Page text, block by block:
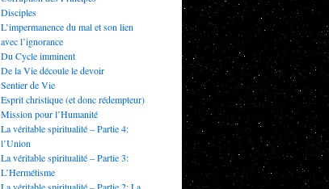
Disciples
L’impermanence du mal et son lien
avec l’ignorance
Du Cycle imminent
De la Vie découle le devoir
Sentier de Vie
Esprit christique (et donc rédempteur)
Mission pour l’Humanité
La véritable spiritualité – Partie 4:
l’Union
La véritable spiritualité – Partie 3:
L’Hermétisme